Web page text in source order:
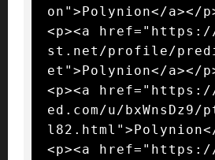
on">Polynion</a></
<p><a
st.net/profile/
et">Polynion</a></
<p><a href="https://
ed.com/u/
<p><a href="https://